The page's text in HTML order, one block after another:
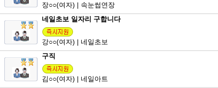
장○○(여자) | 속눈썹연장
네일초보 일자리 구합니다
강○○(여자) | 네일초보
구직
김○○(여자) | 네일아트